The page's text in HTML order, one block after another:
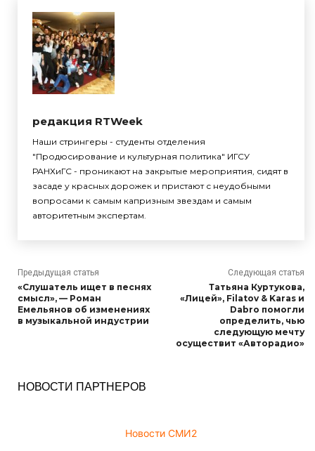
редакция RTWeek
Наши стрингеры - студенты отделения
"Продюсирование и культурная политика" ИГСУ
РАНХиГС - проникают на закрытые мероприятия, сидят в
засаде у красных дорожек и пристают с неудобными
вопросами к самым капризным звездам и самым
авторитетным экспертам.
Предыдущая статья
«Слушатель ищет в песнях
смысл», — Роман
Емельянов об изменениях
в музыкальной индустрии
Следующая статья
Татьяна Куртукова,
«Лицей», Filatov & Karas и
Dabro помогли
определить, чью
следующую мечту
осуществит «Авторадио»
НОВОСТИ ПАРТНЕРОВ
Новости СМИ2